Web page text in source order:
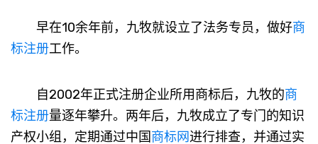
早在10余年前，九牧就设立了法务专员，做好商
标注册工作。
自2002年正式注册企业所用商标后，九牧的商
标注册量逐年攀升。两年后，九牧成立了专门的知识
产权小组，定期通过中国商标网进行排查，并通过实